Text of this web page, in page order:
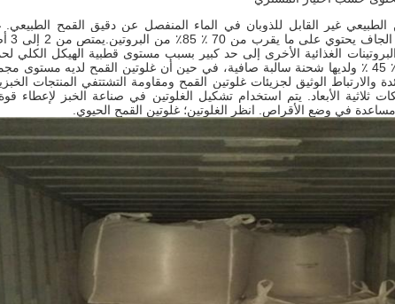
الطبيعي غير القابل للذوبان في الماء المنفصل عن دقيق القمح
الغذائية الأخرى إلى حد كبير بسبب مستوى قطبية الهيكل الكلي
والارتباط الوثيق لجزيئات غلوتين القمح ومقاومة التشتتفي المنتجات
ثلاثية الأبعاد. يتم استخدام تشكيل الغلوتين في صناعة الخبز لإعطاء
في وضع الأقراص. انظر الغلوتين؛ غلوتين القمح الحيوي.